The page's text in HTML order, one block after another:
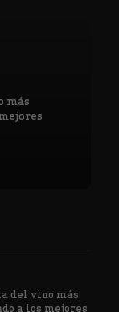
más
del vino más
a los mejores